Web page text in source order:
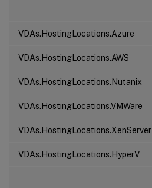
VDAs.HostingLocations.Azure
VDAs.HostingLocations.AWS
VDAs.HostingLocations.Nutanix
VDAs.HostingLocations.VMWare
VDAs.HostingLocations.XenServer
VDAs.HostingLocations.HyperV